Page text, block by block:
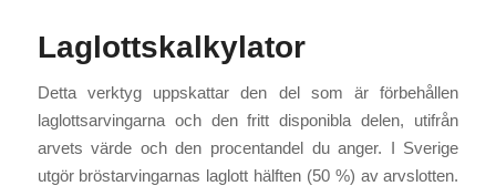
Laglottskalkylator
Detta verktyg uppskattar den del som är förbehållen
laglottsarvingarna och den fritt disponibla delen, utifrån
arvets värde och den procentandel du anger. I Sverige
utgör bröstarvingarnas laglott hälften (50 %) av arvslotten.